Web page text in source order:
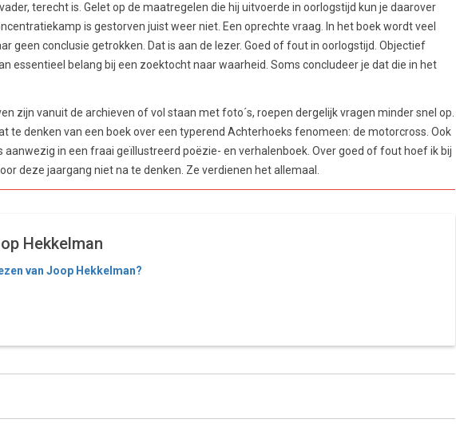
terecht is. Gelet op de maatregelen die hij uitvoerde in oorlogstijd kun je daarover
is gestorven juist weer niet. Een oprechte vraag. In het boek wordt veel
geen conclusie getrokken. Dat is aan de lezer. Goed of fout in oorlogstijd. Objectief
essentieel belang bij een zoektocht naar waarheid. Soms concludeer je dat die in het
zijn vanuit de archieven of vol staan met foto´s, roepen dergelijk vragen minder snel op.
te denken van een boek over een typerend Achterhoeks fenomeen: de motorcross. Ook
aanwezig in een fraai geïllustreerd poëzie- en verhalenboek. Over goed of fout hoef ik bij
deze jaargang niet na te denken. Ze verdienen het allemaal.
Hekkelman
van Joop Hekkelman?